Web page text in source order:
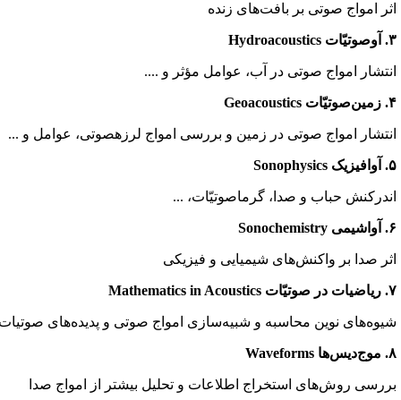
امواج صوتی بر بافت‌های زنده
امواج صوتی در آب، عوامل مؤثر و ....
امواج صوتی در زمین و بررسی امواج لرزهصوتی، عوامل و ...
حباب و صدا، گرماصوتیّات، ...
صدا بر واکنش‌های شیمیایی و فیزیکی
نوین محاسبه و شبیه‌سازی امواج صوتی و پدیده‌های صوتیات
روش‌های استخراج اطلاعات و تحلیل بیشتر از امواج صدا